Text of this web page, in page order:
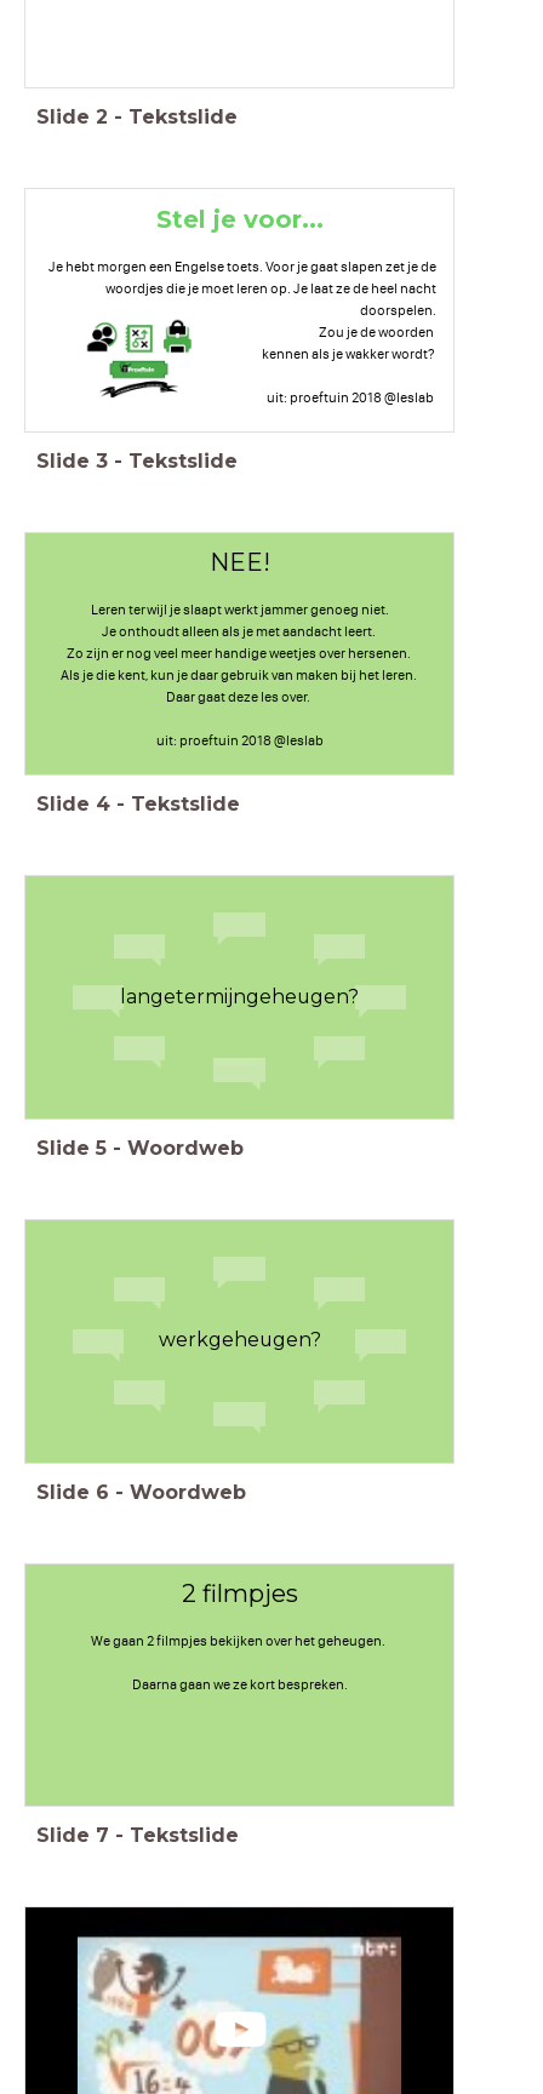
Slide 2 - Tekstslide
Stel je voor...
Je hebt morgen een Engelse toets. Voor je gaat slapen zet je de
woordjes die je moet leren op. Je laat ze de heel nacht
doorspelen.
Zou je de woorden
kennen als je wakker wordt?
uit: proeftuin 2018 @leslab
Slide 3 - Tekstslide
NEE!
Leren terwijl je slaapt werkt jammer genoeg niet.
Je onthoudt alleen als je met aandacht leert.
Zo zijn er nog veel meer handige weetjes over hersenen.
Als je die kent, kun je daar gebruik van maken bij het leren.
Daar gaat deze les over.
uit: proeftuin 2018 @leslab
Slide 4 - Tekstslide
langetermijngeheugen?
Slide 5 - Woordweb
werkgeheugen?
Slide 6 - Woordweb
2 filmpjes
We gaan 2 filmpjes bekijken over het geheugen.
Daarna gaan we ze kort bespreken.
Slide 7 - Tekstslide